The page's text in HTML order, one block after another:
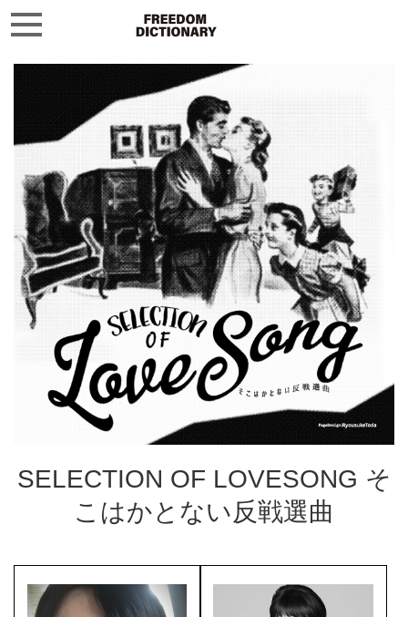
SELECTION OF LOVESONG そ
こはかとない反戦選曲